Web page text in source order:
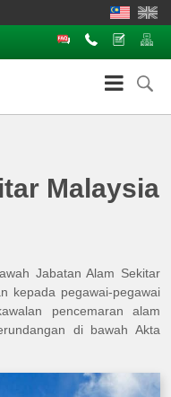
Soalan LazimHubungi Aduan
Malaysia
Jabatan Alam Sekitar
kepada pegawai-pegawai
pencemaran alam
di bawah Akta